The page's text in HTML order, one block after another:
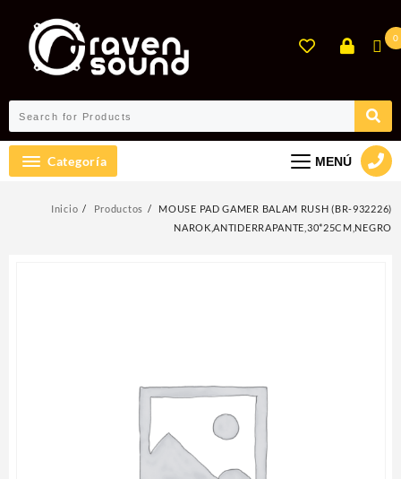
contenido
0
Categoría MENÚ
Inicio Productos
MOUSE PAD GAMER BALAM RUSH (BR-932226)
NAROK,ANTIDERRAPANTE,30*25CM,NEGRO